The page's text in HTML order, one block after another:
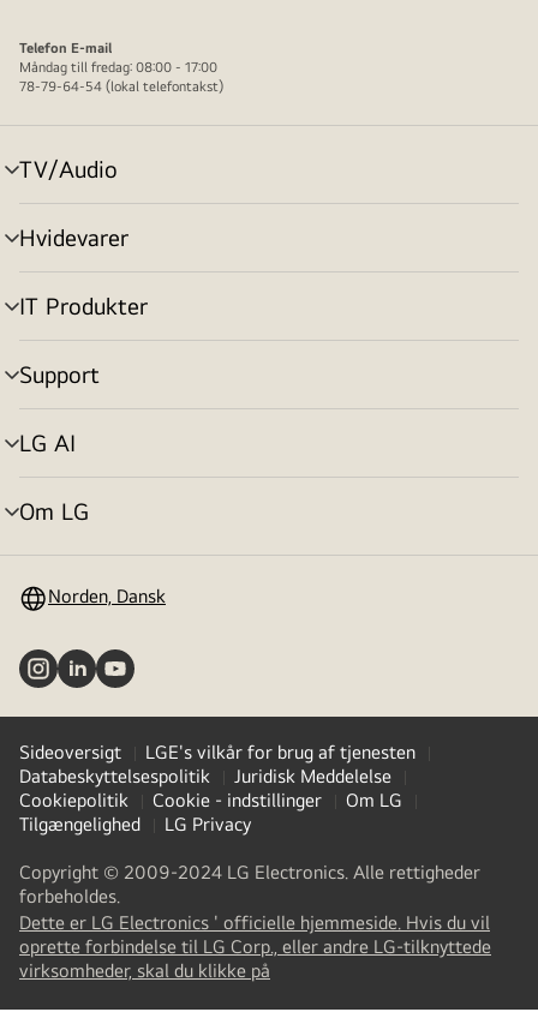
Telefon E-mail
Måndag till fredag: 08:00 - 17:00
78-79-64-54 (lokal telefontakst)
TV/Audio
skift
menu
Hvidevarer
skift
menu
IT Produkter
skift
menu
Support
skift
menu
LG AI
skift
menu
Om LG
skift
Norden, Dansk
Sideoversigt
LGE's vilkår for brug af tjenesten
Databeskyttelsespolitik
Juridisk Meddelelse
Cookiepolitik
Cookie - indstillinger
Om LG
Tilgængelighed
LG Privacy
Copyright © 2009-2024 LG Electronics. Alle rettigheder
forbeholdes.
Dette er LG Electronics ' officielle hjemmeside. Hvis du vil
oprette forbindelse til LG Corp., eller andre LG-tilknyttede
virksomheder, skal du klikke på